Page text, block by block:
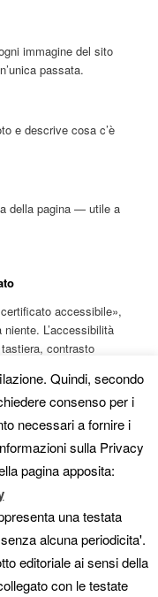
immagine del sito
passata.
e descrive cosa c’è
della pagina — utile a
accessibile»,
L’accessibilità
contrasto
di accessibilità
adeguata per
con qualità, su tutto il
l’allineamento alla
— meglio per chi usa
e un passo reale
Quindi, secondo
consenso per i
necessari a fornire i
sulla Privacy
pagina apposita:
una testata
alcuna periodicita'.
editoriale ai sensi della
con le testate